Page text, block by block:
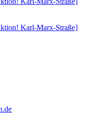
Karl-Marx-Straße]